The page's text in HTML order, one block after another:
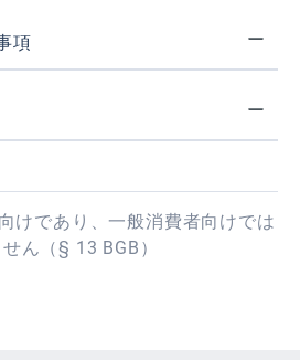
項
けであり、一般消費者向けでは
ん（§ 13 BGB）